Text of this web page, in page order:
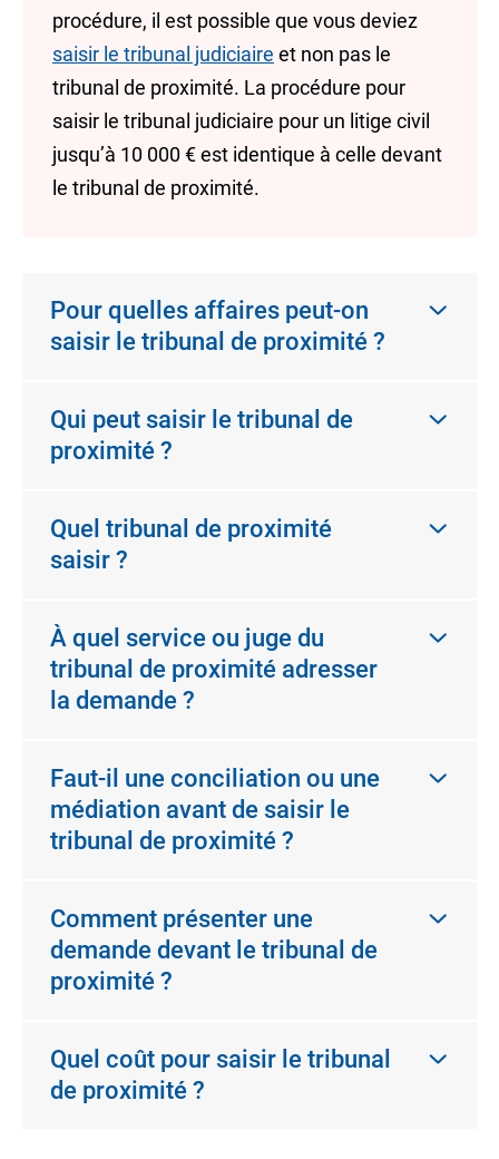
procédure, il est possible que vous deviez
saisir le tribunal judiciaire et non pas le
tribunal de proximité. La procédure pour
saisir le tribunal judiciaire pour un litige civil
jusqu’à 10 000 €est identique à celle devant
le tribunal de proximité.
Pour quelles affaires peut-on
saisir le tribunal de proximité ?
Qui peut saisir le tribunal de
proximité ?
Quel tribunal de proximité
saisir ?
À quel service ou juge du
tribunal de proximité adresser
la demande ?
Faut-il une conciliation ou une
médiation avant de saisir le
tribunal de proximité ?
Comment présenter une
demande devant le tribunal de
proximité ?
Quel coût pour saisir le tribunal
de proximité ?